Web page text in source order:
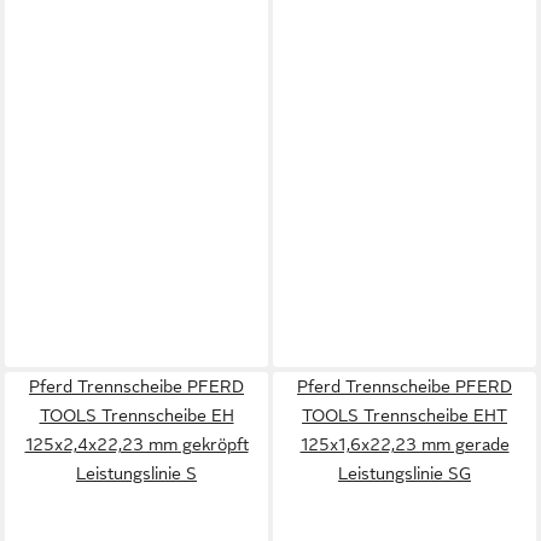
Pferd Trennscheibe PFERD
TOOLS Trennscheibe EH
125x2,4x22,23 mm gekröpft
Leistungslinie S
Pferd Trennscheibe PFERD
TOOLS Trennscheibe EHT
125x1,6x22,23 mm gerade
Leistungslinie SG